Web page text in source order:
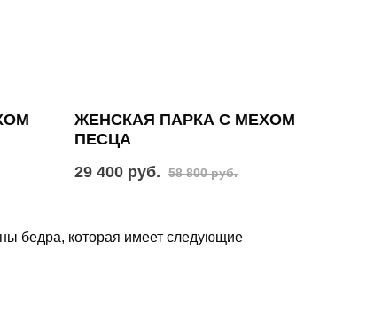
ЖЕНСКАЯ ПАРКА С МЕХОМ
ПЕСЦА
29 400 руб.
58 800 руб.
бедра, которая имеет следующие